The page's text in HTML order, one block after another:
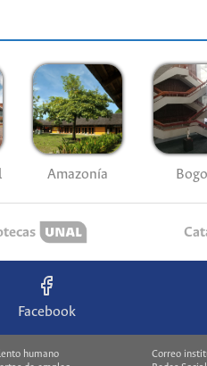
Amazonía
Facebook
humano
Correo